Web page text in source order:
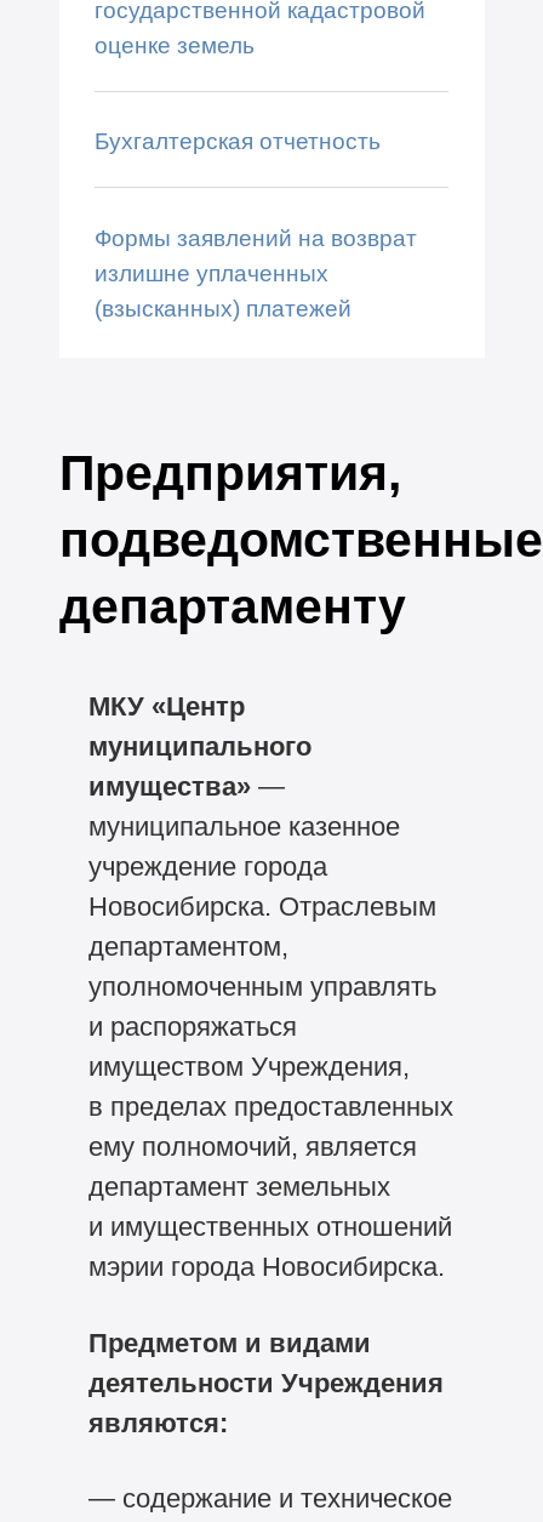
государственной кадастровой
оценке земель
Бухгалтерская отчетность
Формы заявлений на возврат
излишне уплаченных
(взысканных) платежей
Предприятия,
подведомственные
департаменту
МКУ «Центр
муниципального
имущества»—
муниципальное казенное
учреждение города
Новосибирска. Отраслевым
департаментом,
уполномоченным управлять
и распоряжаться
имуществом Учреждения,
в пределах предоставленных
ему полномочий, является
департамент земельных
и имущественных отношений
мэрии города Новосибирска.
Предметом и видами
деятельности Учреждения
являются:
— содержание и техническое